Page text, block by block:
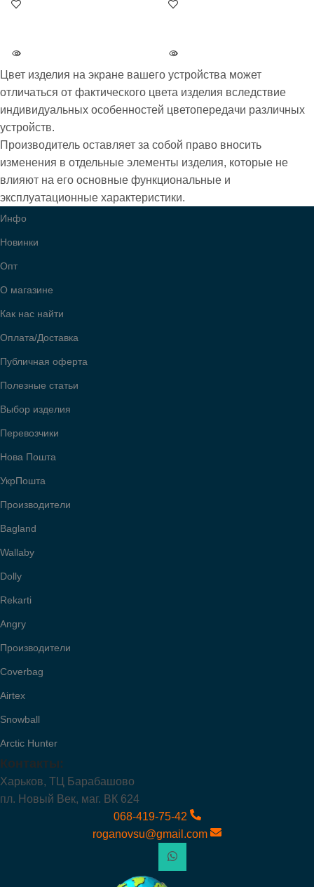
Цвет изделия на экране вашего устройства может
отличаться от фактического цвета изделия вследствие
индивидуальных особенностей цветопередачи различных
устройств.
Производитель оставляет за собой право вносить
изменения в отдельные элементы изделия, которые не
влияют на его основные функциональные и
эксплуатационные характеристики.
Инфо
Новинки
Опт
О магазине
Как нас найти
Оплата/Доставка
Публичная оферта
Полезные статьи
Выбор изделия
Перевозчики
Нова Пошта
УкрПошта
Производители
Bagland
Wallaby
Dolly
Rekarti
Angry
Производители
Coverbag
Airtex
Snowball
Arctic Hunter
Контакты:
Харьков, ТЦ Барабашово
пл. Новый Век, маг. ВК 624
068-419-75-42
roganovsu@gmail.com